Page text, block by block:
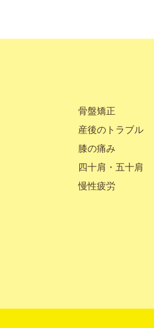
骨盤矯正
産後のトラブル
膝の痛み
四十肩・五十肩
慢性疲労